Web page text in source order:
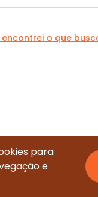
encontrei o que
os direitos
para
e